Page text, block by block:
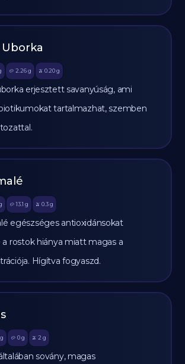
Uborka
🥔 2.26g 🫒 0.20 g
erjesztett savanyúság, ami
tartalmazhat, szemben
🥔 13.1 g 🫒 0.3 g
egészséges antioxidánsokat
rostok hiánya miatt magas a
Hígítva fogyaszd.
g 🥔 0g 🫒 2 g
sovány, magas